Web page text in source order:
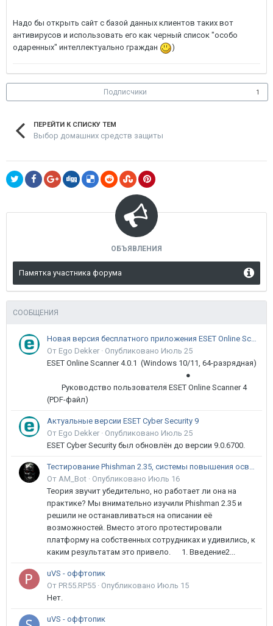
Надо бы открыть сайт с базой данных клиентов таких вот
антивирусов и использовать его как черный список "особо
одаренных" интеллектуально граждан
)
Подписчики 1
ПЕРЕЙТИ К СПИСКУ ТЕМ
Выбор домашних средств защиты
ОБЪЯВЛЕНИЯ
Памятка участника форума
СООБЩЕНИЯ
От Ego Dekker · Опубликовано Июль 25
ESET Online Scanner 4.0.1 (Windows 10/11, 64-разрядная)
●
Руководство пользователя ESET Online Scanner 4
(PDF-файл)
Актуальные версии ESET Cyber Security 9
От Ego Dekker · Опубликовано Июль 25
ESET Cyber Security был обновлён до версии 9.0.6700.
От AM_Bot · Опубликовано Июль 16
Теория звучит убедительно, но работает ли она на
практике? Мы внимательно изучили Phishman 2.35 и
решили не останавливаться на описании её
возможностей. Вместо этого протестировали
платформу на собственных сотрудниках и удивились, к
каким результатам это привело. 1. Введение2...
uVS - оффтопик
От PR55.RP55 · Опубликовано Июль 15
Нет.
uVS - оффтопик